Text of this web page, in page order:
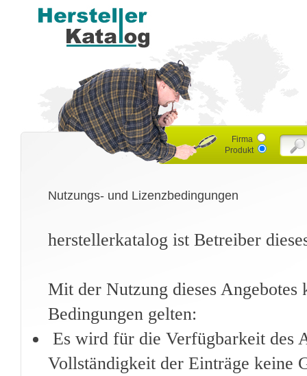
Firma
Produkt
Nutzungs- und Lizenzbedingungen
herstellerkatalog ist Betreiber
Mit der Nutzung dieses
Bedingungen gelten:
Es wird für die Verfügbarkeit des
Vollständigkeit der Einträge keine